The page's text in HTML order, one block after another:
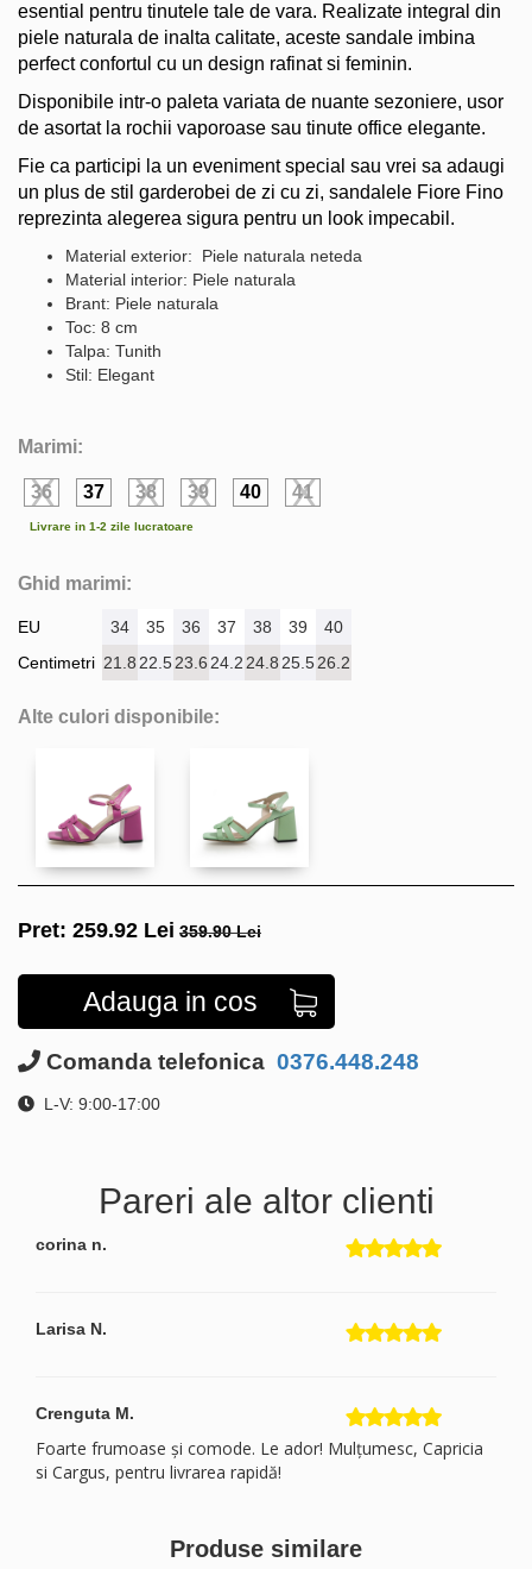
esential pentru tinutele tale de vara. Realizate integral din
piele naturala de inalta calitate, aceste sandale imbina
perfect confortul cu un design rafinat si feminin.
Disponibile intr-o paleta variata de nuante sezoniere, usor
de asortat la rochii vaporoase sau tinute office elegante.
Fie ca participi la un eveniment special sau vrei sa adaugi
un plus de stil garderobei de zi cu zi, sandalele Fiore Fino
reprezinta alegerea sigura pentru un look impecabil.
Material exterior: Piele naturala neteda
Material interior: Piele naturala
Brant: Piele naturala
Toc: 8 cm
Talpa: Tunith
Stil: Elegant
Marimi:
36 37 38 39 40 41
Livrare in 1-2 zile lucratoare
Ghid marimi:
EU
Centimetri
34 35 36 37 38 39
40
21.8 22.523.6 24.2 24.8 25.526.2
Alte culori disponibile:
Pret: 259.92 Lei 359.90 Lei
Adauga in cos
Comanda telefonica 0376.448.248
L-V: 9:00-17:00
Pareri ale altor clienti
corina n.
Larisa N.
Crenguta M.
Foarte frumoase și comode. Le ador! Mulțumesc, Capricia
si Cargus, pentru livrarea rapidă!
Produse similare